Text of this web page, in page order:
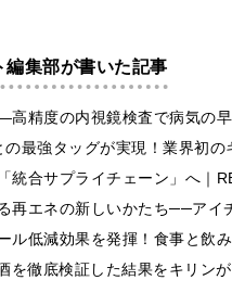
編集部が書いた記事
精度の内視鏡検査で病気の
の最強タッグが実現！業界初
統合サプライチェーン」へ｜
再エネの新しいかたち──ア
ル低減効果を発揮！食事と飲
を徹底検証した結果をキリン